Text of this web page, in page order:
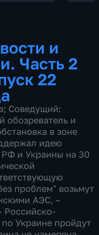
и
Часть 2
22
Соведущий:
обозреватель и
в зоне
идею
РФ и Украины на 30
проблем" возьмут
АЭС, –
Российско-
Украине пройдут